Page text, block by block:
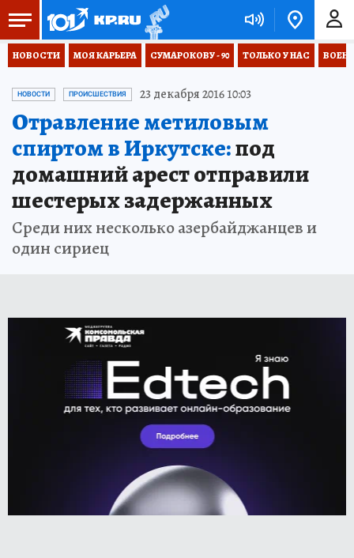
НОВОСТИ МОЯ КАРЬЕРА СУМАРОКОВУ - 90 ТОЛЬКО У НАС
НОВОСТИ ПРОИСШЕСТВИЯ 23 декабря 2016 10:03
Отравление метиловым
спиртом в Иркутске:под
домашний арест отправили
шестерых задержанных
Среди них несколько азербайджанцев и
один сириец